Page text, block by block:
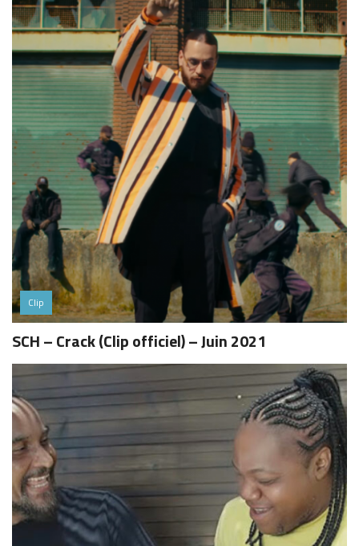
Clip
SCH – Crack (Clip officiel) – Juin 2021